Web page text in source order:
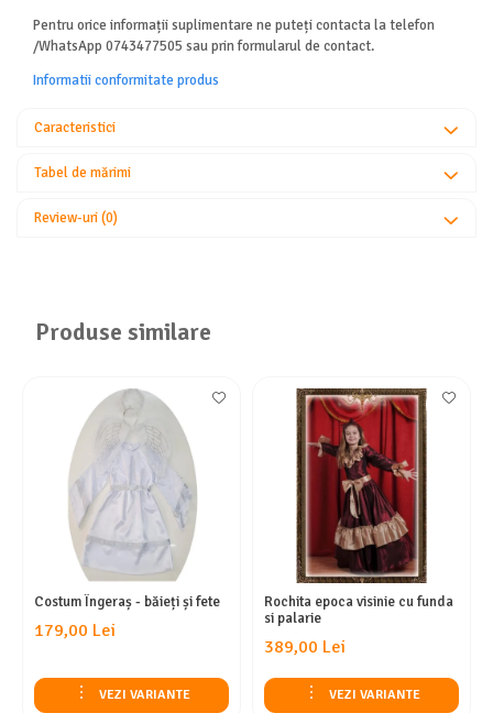
Pentru orice informații suplimentare ne puteți contacta la telefon
/WhatsApp 0743477505 sau prin formularul de contact.
Informatii conformitate produs
Caracteristici
Tabel de mărimi
Review-uri(0)
Produse similare
Costum Îngeraș - băieți și fete
179,00 Lei
VEZI VARIANTE
Rochita epoca visinie cu funda
si palarie
389,00 Lei
VEZI VARIANTE